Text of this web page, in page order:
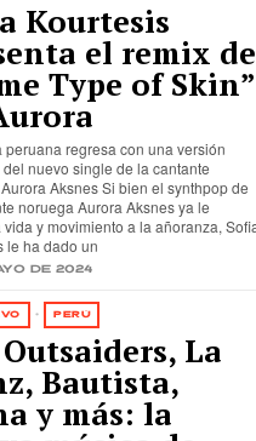
Kourtesis
el remix de
Type of Skin”
peruana regresa con una versión
nuevo single de la cantante
Aksnes Si bien el synthpop de
noruega Aurora Aksnes ya le
y movimiento a la añoranza,
le ha dado un
de 2024
· PERÚ
La
Bautista,
y más: la